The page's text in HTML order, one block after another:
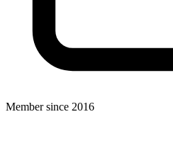
Member since 2016